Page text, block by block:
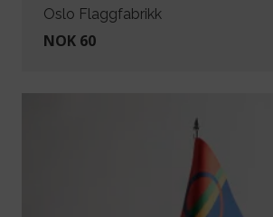
Oslo Flaggfabrikk
NOK 60